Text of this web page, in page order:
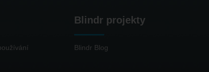
Blindr projekty
Blindr Blog